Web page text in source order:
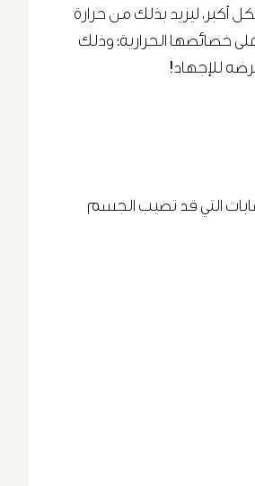
أكبر، ليزيد بذلك من حرارة
خصائصها الحرارية؛ وذلك
للإجهاد!
التي قد تصيب الجسم